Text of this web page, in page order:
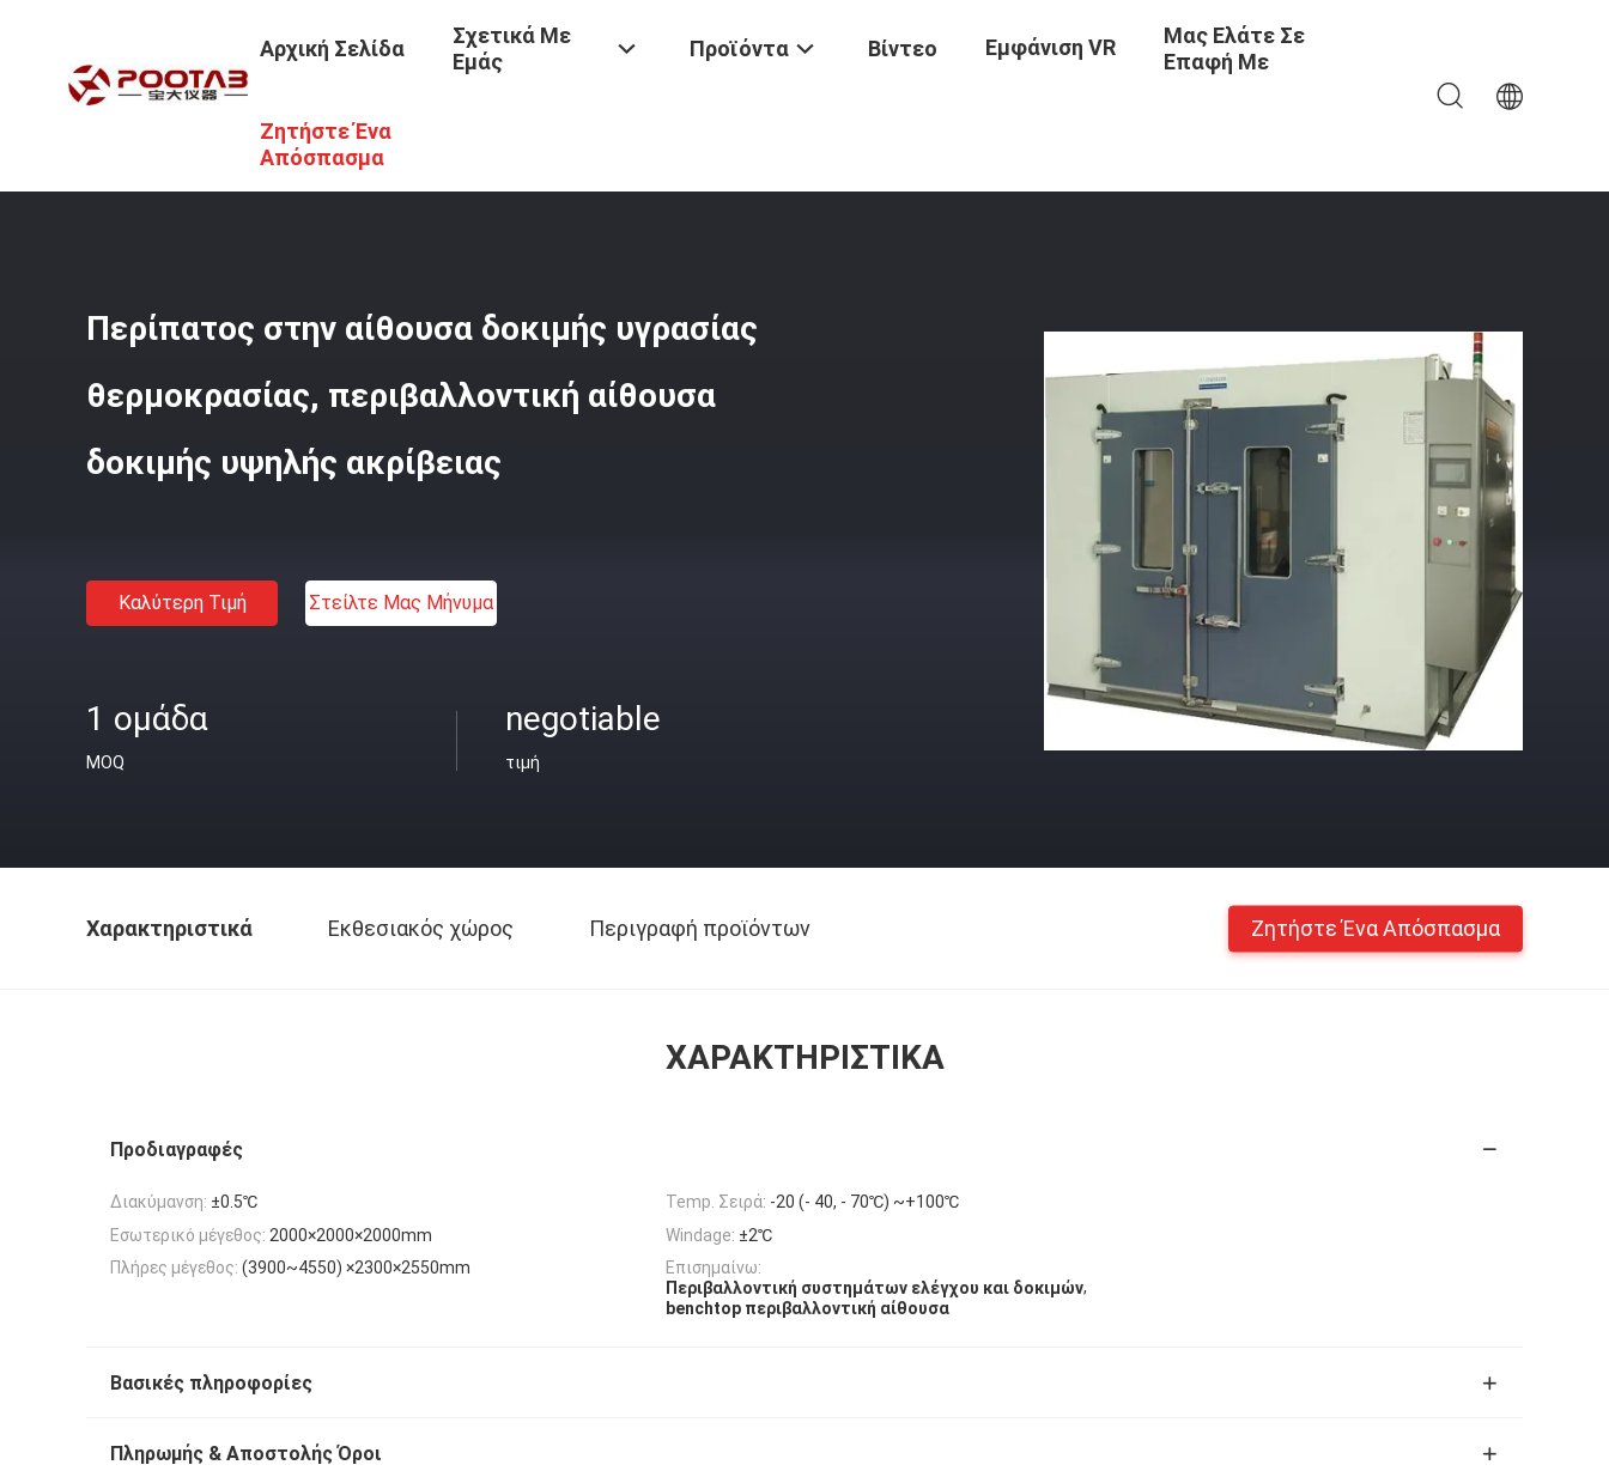
Αρχική Σελίδα
Σχετικά Με
Εμάς
Προϊόντα Βίντεο Εμφάνιση VR
Μας Ελάτε Σε
Επαφή Με
Ζητήστε Ένα
Απόσπασμα
Προϊόντα / Περιβάλλοντος Θαλάμου Δοκιμής
Περίπατος στην αίθουσα δοκιμής υγρασίας
θερμοκρασίας, περιβαλλοντική αίθουσα
δοκιμής υψηλής ακρίβειας
Καλύτερη Τιμή Στείλτε Μας Μήνυμα
1 ομάδα
MOQ
negotiable
τιμή
Χαρακτηριστικά Εκθεσιακός χώρος Περιγραφή προϊόντων Ζητήστε Ένα Απόσπασμα
ΧΑΡΑΚΤΗΡΙΣΤΙΚΆ
Προδιαγραφές
Διακύμανση: ±0.5℃ Temp. Σειρά: -20 (- 40, - 70℃) ~+100℃
Εσωτερικό μέγεθος: 2000×2000×2000mm Windage: ±2℃
Πλήρες μέγεθος: (3900~4550) ×2300×2550mm
Επισημαίνω:
Περιβαλλοντική συστημάτων ελέγχου και δοκιμών,
benchtop περιβαλλοντική αίθουσα
Βασικές πληροφορίες
Πληρωμής & Αποστολής Όροι